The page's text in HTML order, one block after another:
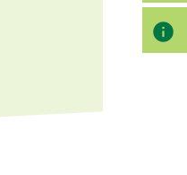
info